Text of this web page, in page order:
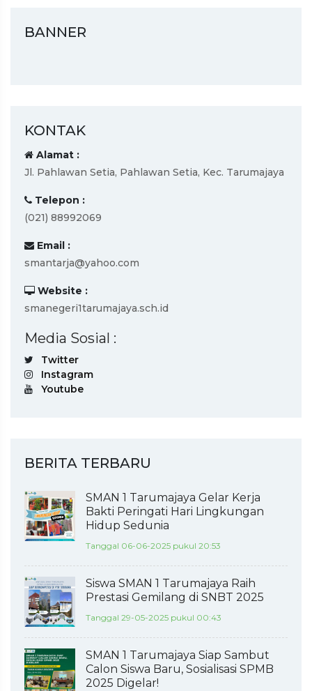
BANNER
KONTAK
Alamat :
Jl. Pahlawan Setia, Pahlawan Setia, Kec. Tarumajaya
Telepon :
(021) 88992069
Email :
smantarja@yahoo.com
Website :
smanegeri1tarumajaya.sch.id
Media Sosial :
Twitter
Instagram
Youtube
BERITA TERBARU
SMAN 1 Tarumajaya Gelar Kerja
Bakti Peringati Hari Lingkungan
Hidup Sedunia
Tanggal 06-06-2025 pukul 20:53
Siswa SMAN 1 Tarumajaya Raih
Prestasi Gemilang di SNBT 2025
Tanggal 29-05-2025 pukul 00:43
SMAN 1 Tarumajaya Siap Sambut
Calon Siswa Baru, Sosialisasi SPMB
2025 Digelar!